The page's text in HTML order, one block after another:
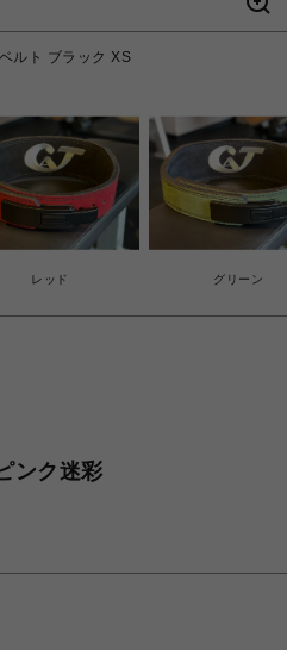
ルト ブラック XS
レッド グリーン
ンク迷彩